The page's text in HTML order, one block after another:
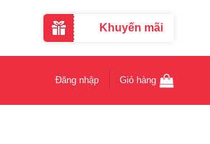
Khuyến mãi
Đăng nhập Giỏ hàng